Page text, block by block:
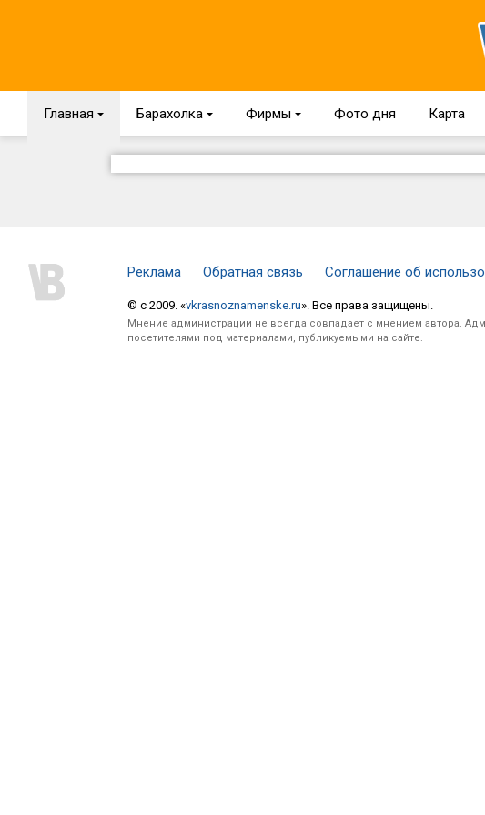
Главная { Барахолка { Фирмы { Фото дня Карта
Реклама Обратная связь Соглашение об
© c 2009. «vkrasnoznamenske.ru». Все права защищены.
Мнение администрации не всегда совпадает с мнением автора.
посетителями под материалами, публикуемыми на сайте.